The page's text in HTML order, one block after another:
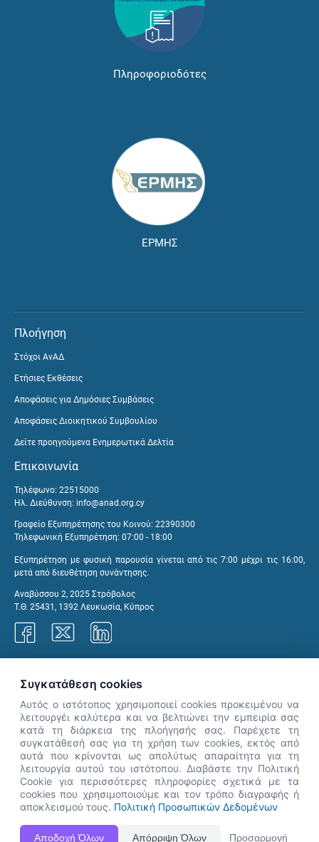
Πληροφοριοδότες
ΕΡΜΗΣ
Πλοήγηση
Στόχοι ΑνΑΔ
Ετήσιες Εκθέσεις
Αποφάσεις για Δημόσιες Συμβάσεις
Αποφάσεις Διοικητικού Συμβουλίου
Δείτε προηγούμενα Ενημερωτικά Δελτία
Επικοινωνία
Τηλέφωνο: 22515000
Ηλ. Διεύθυνση: info@anad.org.cy
Γραφείο Εξυπηρέτησης του Κοινού: 22390300
Τηλεφωνική Εξυπηρέτηση: 07:00 - 18:00
Εξυπηρέτηση με φυσική παρουσία γίνεται από τις 7:00 μέχρι τις 16:00,
μετά από διευθέτηση συνάντησης.
Αναβύσσου 2, 2025 Στρόβολος
Τ.Θ. 25431, 1392 Λευκωσία, Κύπρος
Η Ιστοσελίδα ΑνΑΔ είναι πλήρως συμβατή με τις νεότερες εκδόσεις, Google Chrome, Mozilla Firefox,
Apple Safari καθώς και Internet Explorer.
👋 Καλώς ήρθες! Είμαι η Νόησις.
Πες μου πώς μπορώ να σε βοηθήσω
σήμερα.
Συγκατάθεση cookies
Αυτός ο ιστότοπος χρησιμοποιεί cookies προκειμένου να
λειτουργέι καλύτερα και να βελτιώνει την εμπειρία σας
κατά τη διάρκεια της πλοήγησής σας. Παρέχετε τη
συγκατάθεσή σας για τη χρήση των cookies, εκτός από
αυτά που κρίνονται ως απολύτως απαραίτητα για τη
λειτουργία αυτού του ιστότοπου. Διαβάστε την Πολιτική
Cookie για περισσότερες πληροφορίες σχετικά με τα
cookies που χρησιμοποιούμε και τον τρόπο διαγραφής ή
αποκλεισμού τους. Πολιτική Προσωπικών Δεδομένων
Αποδοχή Όλων Απόρριψη Όλων Προσαρμογή